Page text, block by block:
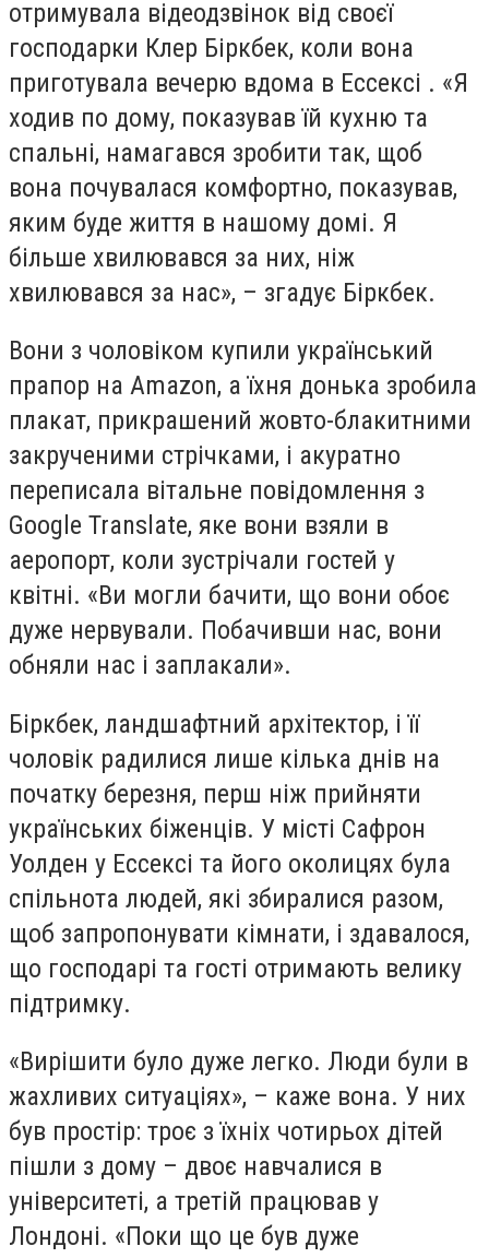
отримувала відеодзвінок від своєї
господарки Клер Біркбек, коли вона
приготувала вечерю вдома в Ессексі . «Я
ходив по дому, показував їй кухню та
спальні, намагався зробити так, щоб
вона почувалася комфортно, показував,
яким буде життя в нашому домі. Я
більше хвилювався за них, ніж
хвилювався за нас», – згадує Біркбек.
Вони з чоловіком купили український
прапор на Amazon, а їхня донька зробила
плакат, прикрашений жовто-блакитними
закрученими стрічками, і акуратно
переписала вітальне повідомлення з
Google Translate, яке вони взяли в
аеропорт, коли зустрічали гостей у
квітні. «Ви могли бачити, що вони обоє
дуже нервували. Побачивши нас, вони
обняли нас і заплакали».
Біркбек, ландшафтний архітектор, і її
чоловік радилися лише кілька днів на
початку березня, перш ніж прийняти
українських біженців. У місті Сафрон
Уолден у Ессексі та його околицях була
спільнота людей, які збиралися разом,
щоб запропонувати кімнати, і здавалося,
що господарі та гості отримають велику
підтримку.
«Вирішити було дуже легко. Люди були в
жахливих ситуаціях», – каже вона. У них
був простір: троє з їхніх чотирьох дітей
пішли з дому – двоє навчалися в
університеті, а третій працював у
Лондоні. «Поки що це був дуже